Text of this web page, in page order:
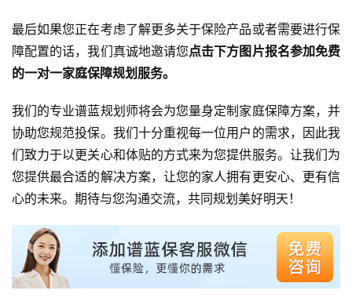
最后如果您正在考虑了解更多关于保险产品或者需要进行保
障配置的话，我们真诚地邀请您点击下方图片报名参加免费
的一对一家庭保障规划服务。
我们的专业谱蓝规划师将会为您量身定制家庭保障方案，并
协助您规范投保。我们十分重视每一位用户的需求，因此我
们致力于以更关心和体贴的方式来为您提供服务。让我们为
您提供最合适的解决方案，让您的家人拥有更安心、更有信
心的未来。期待与您沟通交流，共同规划美好明天！